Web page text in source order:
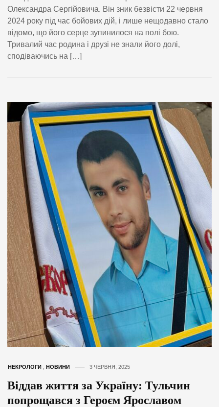
Олександра Сергійовича. Він зник безвісти 22 червня
2024 року під час бойових дій, і лише нещодавно стало
відомо, що його серце зупинилося на полі бою.
Тривалий час родина і друзі не знали його долі,
сподіваючись на […]
НЕКРОЛОГИ НОВИНИ 3 ЧЕРВНЯ, 2025
Віддав життя за Україну: Тульчин
попрощався з Героєм Ярославом